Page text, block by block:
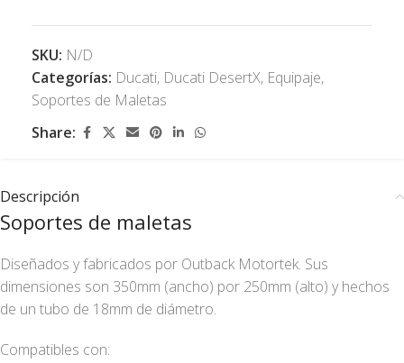
SKU: N/D
Categorías: Ducati, Ducati DesertX, Equipaje,
Soportes de Maletas
Share:
Descripción
Soportes de maletas
Diseñados y fabricados por Outback Motortek. Sus
dimensiones son 350mm (ancho) por 250mm (alto) y hechos
de un tubo de 18mm de diámetro.
Compatibles con: